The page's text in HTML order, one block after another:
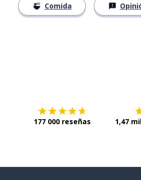
Comida
177 000 reseñas 1,47